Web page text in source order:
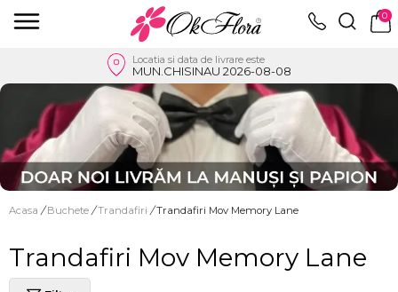
0
Locatia si data de livrare este
MUN.CHISINAU 2026-08-08
Acasa / Buchete / Trandafiri / Trandafiri Mov Memory Lane
Trandafiri Mov Memory Lane